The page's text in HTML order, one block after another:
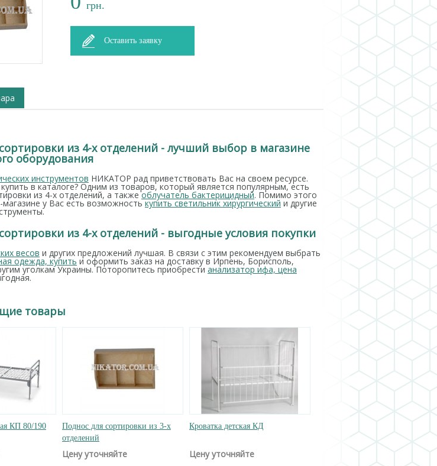
грн.
Оставить заявку
из 4-х отделений - лучший выбор в магазине
оборудования
инструментов НИКАТОР рад приветствовать Вас на своем ресурсе.
в каталоге? Одним из товаров, который является популярным, есть
из 4-х отделений, а такжеоблучатель бактерицидный. Помимо этого
у Вас есть возможностькупить светильник хирургический и другие
из 4-х отделений - выгодные условия покупки
весов и других предложений лучшая. В связи с этим рекомендуем выбрать
одежда, купить и оформить заказ на доставку в Ирпень, Борисполь,
уголкам Украины. Поторопитесь приобрести анализатор ифа, цена
товары
КП 80/190
Поднос для сортировки из 3-х
отделений
Цену уточняйте
Кроватка детская КД
Цену уточняйте